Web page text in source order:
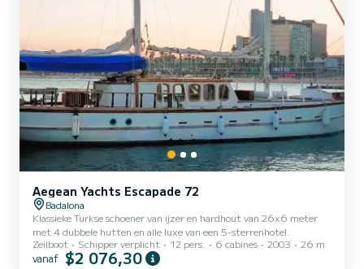
Aegean Yachts Escapade 72
Badalona
Klassieke Turkse schoener van ijzer en hardhout van 26x6 meter
met 4 dubbele hutten en alle luxe van een 5-sterrenhotel.
Zeilboot
Schipper verplicht 12 pers. 6 cabines 2003 26 m
vanaf $2 076,30